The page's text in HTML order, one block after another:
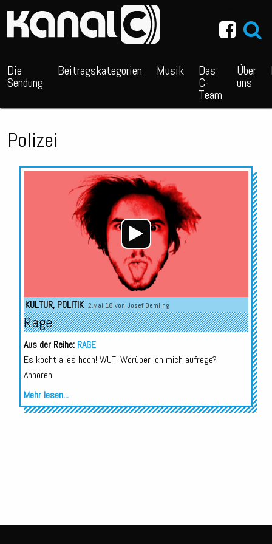
Die
Sendung
Beitragskategorien Musik Das
C-
Team
Über
uns
Polizei
Audio-
Player
KULTUR, POLITIK 2.Mai 18 von Josef Demling
Rage
Aus der Reihe: RAGE
Es kocht alles hoch! WUT! Worüber ich mich aufrege?
Anhören!
Mehr lesen...